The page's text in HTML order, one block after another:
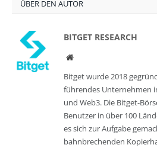
ÜBER DEN AUTOR
BITGET RESEARCH
Website
Bitget wurde 2018
führendes Unternehmen
und Web3. Die Bitget-
Benutzer in über 100
es sich zur Aufgabe
bahnbrechenden